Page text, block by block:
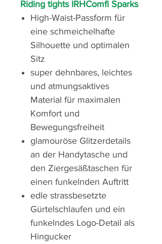
Riding tights IRHComfi Sparks
High-Waist-Passform für
eine schmeichelhafte
Silhouette und optimalen
Sitz
super dehnbares, leichtes
und atmungsaktives
Material für maximalen
Komfort und
Bewegungsfreiheit
glamouröse Glitzerdetails
an der Handytasche und
den Ziergesäßtaschen für
einen funkelnden Auftritt
edle strassbesetzte
Gürtelschlaufen und ein
funkelndes Logo-Detail als
Hingucker